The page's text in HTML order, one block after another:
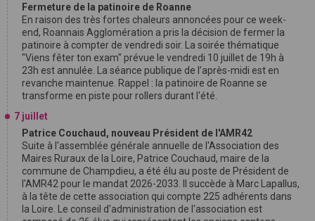
Fermeture de la patinoire de Roanne
En raison des très fortes chaleurs annoncées pour ce week-
end, Roannais Agglomération a pris la décision de fermer la
patinoire à compter de vendredi soir. La soirée thématique
"Viens fêter ton exam" prévue le vendredi 10 juillet de 19h à
23h est annulée. La séance publique de l’après-midi est en
revanche maintenue. Rappel : la patinoire de Roanne se
transforme en piste pour rollers durant l'été.
7 juillet
Patrice Couchaud, nouveau Président de l'AMR42
Suite à l'assemblée générale annuelle de l'Association des
Maires Ruraux de la Loire, Patrice Couchaud, maire de la
commune de Champdieu, a été élu au poste de Président de
l'AMR42 pour le mandat 2026-2033. Il succède à Marc Lapallus,
à la tête de cette association qui compte 225 adhérents dans
la Loire. Le conseil d'administration de l'association est